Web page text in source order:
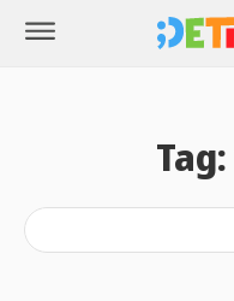
Tag: